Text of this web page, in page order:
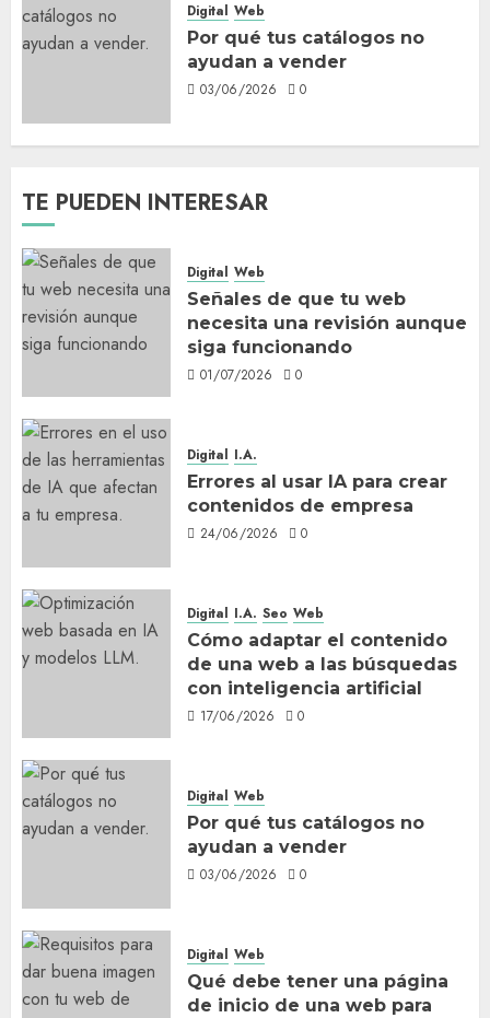
Digital Web
Por qué tus catálogos no
ayudan a vender
03/06/2026 0
TE PUEDEN INTERESAR
Digital Web
Señales de que tu web
necesita una revisión aunque
siga funcionando
01/07/2026 0
Digital I.A.
Errores al usar IA para crear
contenidos de empresa
24/06/2026 0
Digital I.A. Seo Web
Cómo adaptar el contenido
de una web a las búsquedas
con inteligencia artificial
17/06/2026 0
Digital Web
Por qué tus catálogos no
ayudan a vender
03/06/2026 0
Digital Web
Qué debe tener una página
de inicio de una web para